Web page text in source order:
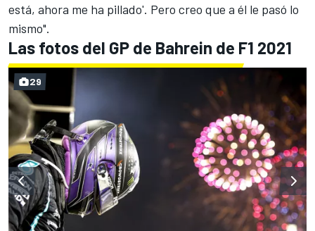
está, ahora me ha pillado'. Pero creo que a él le pasó lo
mismo".
Las fotos del GP de Bahrein de F1 2021
29